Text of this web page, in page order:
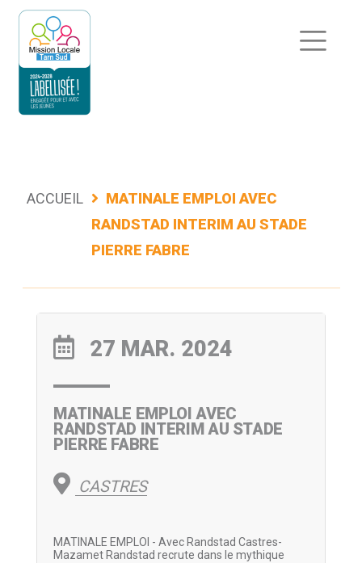
Aller
contenu
ACCUEIL
MATINALE EMPLOI AVEC
RANDSTAD INTERIM AU STADE
PIERRE FABRE
27 MAR. 2024
MATINALE EMPLOI AVEC
RANDSTAD INTERIM AU STADE
PIERRE FABRE
CASTRES
MATINALE EMPLOI - Avec Randstad Castres-
Mazamet Randstad recrute dans le mythique